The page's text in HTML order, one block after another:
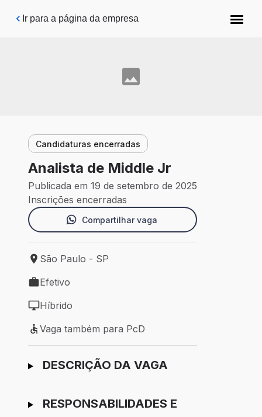
Pular para o conteúdo principal
Ir para a página da empresa
Candidaturas encerradas
Analista de Middle Jr
Publicada em 19 de setembro de 2025
Inscrições encerradas
Compartilhar vaga
Local de trabalho: São Paulo - SP
São Paulo - SP
Tipo de vaga: Efetivo
Efetivo
Modelo de trabalho: Híbrido
Híbrido
Vaga também para PcD
Vaga também para PcD
Ir para candidatura
DESCRIÇÃO DA VAGA
RESPONSABILIDADES E